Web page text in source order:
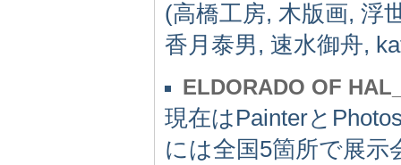
(高橋工房, 木版画, 浮
香月泰男, 速水御舟,
ELDORADO OF
現在はPainterと
には全国5箇所で展